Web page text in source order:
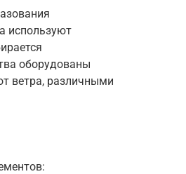
используют
оборудованы
ветра, различными